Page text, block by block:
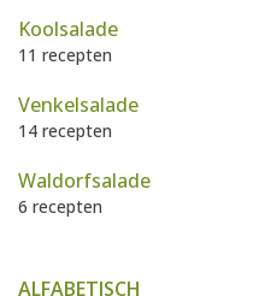
Koolsalade
11 recepten
Venkelsalade
14 recepten
Waldorfsalade
6 recepten
ALFABETISCH